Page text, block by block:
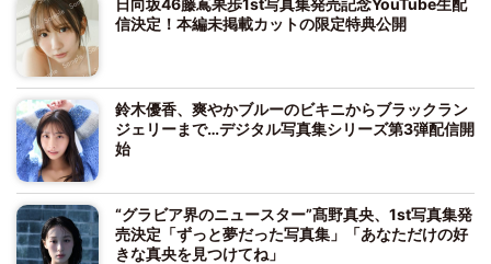
信決定！本編未掲載カットの限定特典公開
鈴木優香、爽やかブルーのビキニからブラックラン
ジェリーまで…デジタル写真集シリーズ第3弾配信開
始
“グラビア界のニュースター”髙野真央、1st写真集発
売決定「ずっと夢だった写真集」「あなただけの好
きな真央を見つけてね」